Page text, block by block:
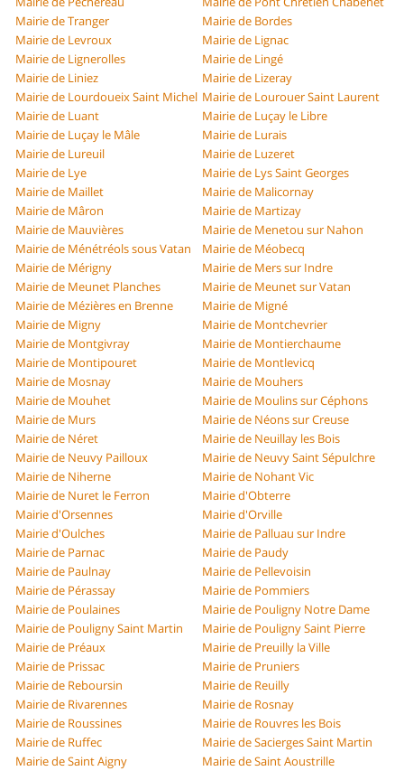
Mairie de Tranger
Mairie de Bordes
Mairie de Levroux
Mairie de Lignac
Mairie de Lignerolles
Mairie de Lingé
Mairie de Liniez
Mairie de Lizeray
Mairie de Lourdoueix Saint Michel Mairie de Lourouer Saint Laurent
Mairie de Luant
Mairie de Luçay le Libre
Mairie de Luçay le Mâle
Mairie de Lurais
Mairie de Lureuil
Mairie de Luzeret
Mairie de Lye
Mairie de Lys Saint Georges
Mairie de Maillet
Mairie de Malicornay
Mairie de Mâron
Mairie de Martizay
Mairie de Mauvières
Mairie de Menetou sur Nahon
Mairie de Ménétréols sous Vatan
Mairie de Méobecq
Mairie de Mérigny
Mairie de Mers sur Indre
Mairie de Meunet Planches
Mairie de Meunet sur Vatan
Mairie de Mézières en Brenne
Mairie de Migné
Mairie de Migny
Mairie de Montchevrier
Mairie de Montgivray
Mairie de Montierchaume
Mairie de Montipouret
Mairie de Montlevicq
Mairie de Mosnay
Mairie de Mouhers
Mairie de Mouhet
Mairie de Moulins sur Céphons
Mairie de Murs
Mairie de Néons sur Creuse
Mairie de Néret
Mairie de Neuillay les Bois
Mairie de Neuvy Pailloux
Mairie de Neuvy Saint Sépulchre
Mairie de Niherne
Mairie de Nohant Vic
Mairie de Nuret le Ferron
Mairie d'Obterre
Mairie d'Orsennes
Mairie d'Orville
Mairie d'Oulches
Mairie de Palluau sur Indre
Mairie de Parnac
Mairie de Paudy
Mairie de Paulnay
Mairie de Pellevoisin
Mairie de Pérassay
Mairie de Pommiers
Mairie de Poulaines
Mairie de Pouligny Notre Dame
Mairie de Pouligny Saint Martin
Mairie de Pouligny Saint Pierre
Mairie de Préaux
Mairie de Preuilly la Ville
Mairie de Prissac
Mairie de Pruniers
Mairie de Reboursin
Mairie de Reuilly
Mairie de Rivarennes
Mairie de Rosnay
Mairie de Roussines
Mairie de Rouvres les Bois
Mairie de Ruffec
Mairie de Sacierges Saint Martin
Mairie de Saint Aigny
Mairie de Saint Aoustrille